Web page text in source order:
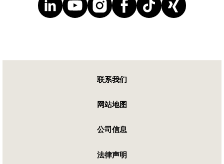
联系我们
网站地图
公司信息
法律声明